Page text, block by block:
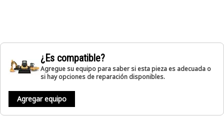
¿Es compatible?
Agregue su equipo para saber si esta pieza es adecuada o
si hay opciones de reparación disponibles.
Agregar equipo